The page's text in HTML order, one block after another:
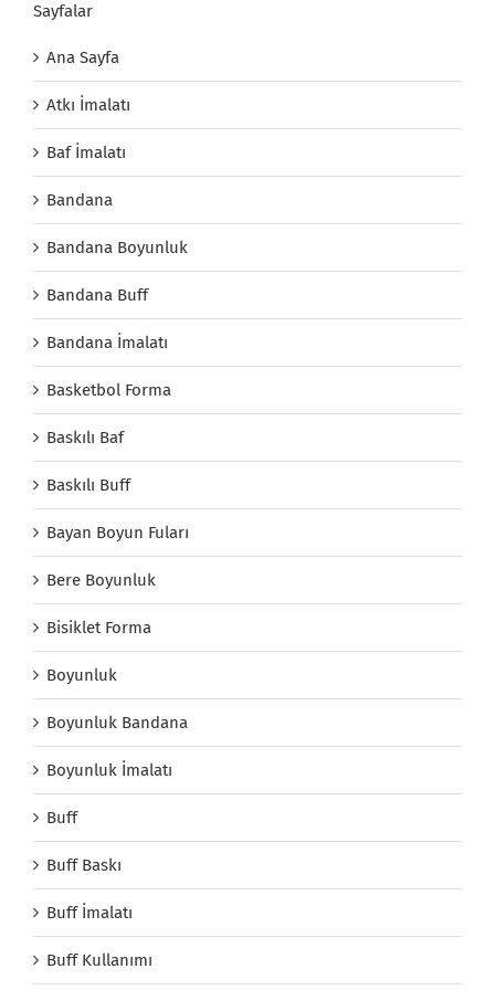
Sayfalar
Ana Sayfa
Atkı İmalatı
Baf İmalatı
Bandana
Bandana Boyunluk
Bandana Buff
Bandana İmalatı
Basketbol Forma
Baskılı Baf
Baskılı Buff
Bayan Boyun Fuları
Bere Boyunluk
Bisiklet Forma
Boyunluk
Boyunluk Bandana
Boyunluk İmalatı
Buff
Buff Baskı
Buff İmalatı
Buff Kullanımı